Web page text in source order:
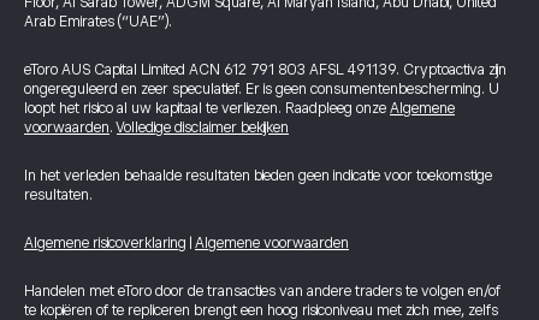
Arab Emirates (“UAE”).
eToro AUS Capital Limited ACN 612 791 803 AFSL 491139. Cryptoactiva zijn
ongereguleerd en zeer speculatief. Er is geen consumentenbescherming. U
loopt het risico al uw kapitaal te verliezen. Raadpleeg onze Algemene
voorwaarden.Volledige disclaimer bekijken
In het verleden behaalde resultaten bieden geen indicatie voor toekomstige
resultaten.
Algemene risicoverklaring Algemene voorwaarden
Handelen met eToro door de transacties van andere traders te volgen en/of
te kopiëren of te repliceren brengt een hoog risiconiveau met zich mee, zelfs